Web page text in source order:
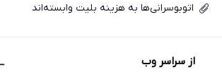
اتوبوسرانی‌ها به هزینه بلیت وابسته‌اند
از سراسر وب